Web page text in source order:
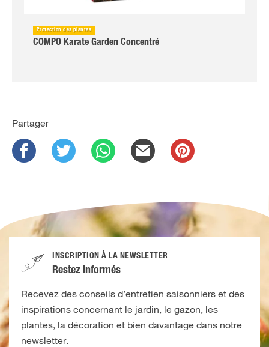
Protection des plantes
COMPO Karate Garden Concentré
Partager
INSCRIPTION À LA NEWSLETTER
Restez informés
Recevez des conseils d’entretien saisonniers et des
inspirations concernant le jardin, le gazon, les
plantes, la décoration et bien davantage dans notre
newsletter.